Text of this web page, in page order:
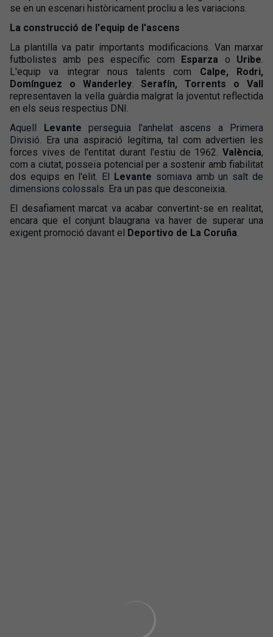
se en un escenari històricament procliu a les variacions.
La construcció de l'equip de l'ascens
La plantilla va patir importants modificacions. Van marxar
futbolistes amb pes específic com
Esparza o Uribe.
L'equip va integrar nous talents com Calpe, Rodri,
Domínguez o Wanderley. Serafín, Torrents o Vall
representaven la vella guàrdia malgrat la joventut reflectida
en els seus respectius DNI.
Aquell
Levante perseguia l'anhelat ascens a Primera
Divisió. Era una aspiració legítima, tal com advertien les
forces vives de l'entitat durant l'estiu de 1962. València,
com a ciutat, posseïa potencial per a sostenir amb fiabilitat
dos equips en l'elit. El Levante somiava amb un salt de
dimensions colossals. Era un pas que desconeixia.
El desafiament marcat va acabar convertint-se en realitat,
encara que el conjunt blaugrana va haver de superar una
exigent promoció davant el
Deportivo de La Coruña.